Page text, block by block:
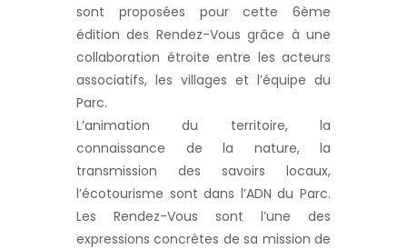
sont proposées pour cette 6ème
édition des Rendez-Vous grâce à une
collaboration étroite entre les acteurs
associatifs, les villages et l’équipe du
Parc.
L’animation du territoire, la
connaissance de la nature, la
transmission des savoirs locaux,
l’écotourisme sont dans l’ADN du Parc.
Les Rendez-Vous sont l’une des
expressions concrètes de sa mission de